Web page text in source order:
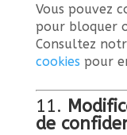
Vous pouvez
pour bloquer
Consultez
cookies pour
11.
de